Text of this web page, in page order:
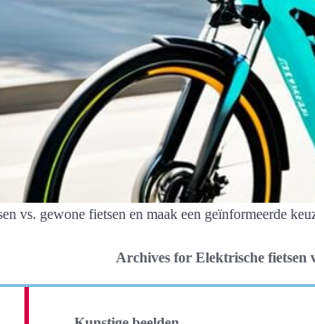
vs. gewone fietsen en maak een geïnformeerde
Archives for Elektrische fietsen